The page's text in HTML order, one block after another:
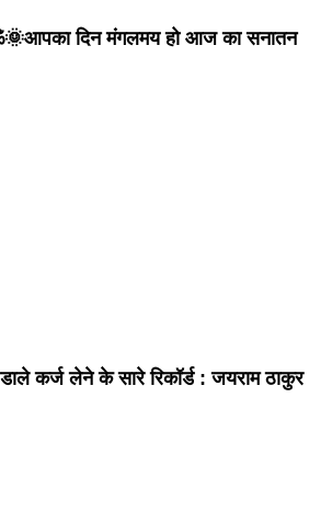
दिन मंगलमय हो आज का सनातन
कर्ज लेने के सारे रिकॉर्ड : जयराम ठाकुर